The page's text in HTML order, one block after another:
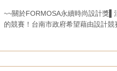
~~關於FORMOSA永續時尚設計獎
的競賽！台南市政府希望藉由設計